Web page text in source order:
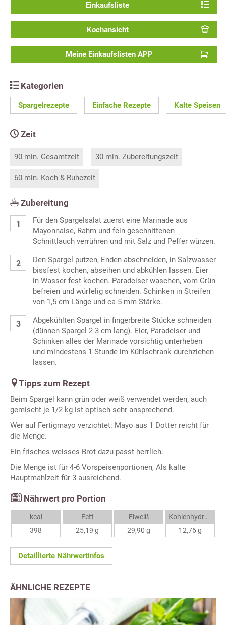
Einkaufsliste
Kochansicht
Meine Einkaufslisten APP
Kategorien
Spargelrezepte Einfache Rezepte Kalte Speisen
Zeit
90 min. Gesamtzeit 30 min. Zubereitungszeit
60 min. Koch & Ruhezeit
Zubereitung
Für den Spargelsalat zuerst eine Marinade aus
Mayonnaise, Rahm und fein geschnittenen
Schnittlauch verrühren und mit Salz und Peffer würzen.
Den Spargel putzen, Enden abschneiden, in Salzwasser
bissfest kochen, abseihen und abkühlen lassen. Eier
in Wasser fest kochen. Paradeiser waschen, vom Grün
befreien und würfelig schneiden. Schinken in Streifen
von 1,5 cm Länge und ca 5 mm Stärke.
Abgekühlten Spargel in fingerbreite Stücke schneiden
(dünnen Spargel 2-3 cm lang). Eier, Paradeiser und
Schinken alles der Marinade vorsichtig unterheben
und mindestens 1 Stunde im Kühlschrank durchziehen
lassen.
Tipps zum Rezept
Beim Spargel kann grün oder weiß verwendet werden, auch
gemischt je 1/2 kg ist optisch sehr ansprechend.
Wer auf Fertigmayo verzichtet: Mayo aus 1 Dotter reicht für
die Menge.
Ein frisches weisses Brot dazu passt herrlich.
Die Menge ist für 4-6 Vorspeisenportionen, Als kalte
Hauptmahlzeit für 3 ausreichend.
Nährwert pro Portion
kcal
398
Fett
25,19 g
Eiweiß
29,90 g
Kohlenhydrate
12,76 g
Detaillierte Nährwertinfos
ÄHNLICHE REZEPTE